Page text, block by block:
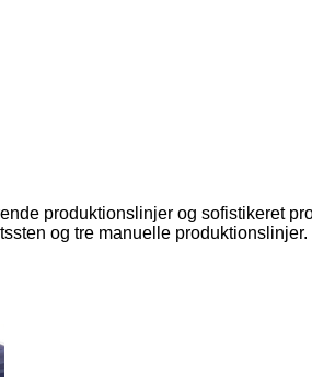
produktionslinjer og sofistikeret
og tre manuelle